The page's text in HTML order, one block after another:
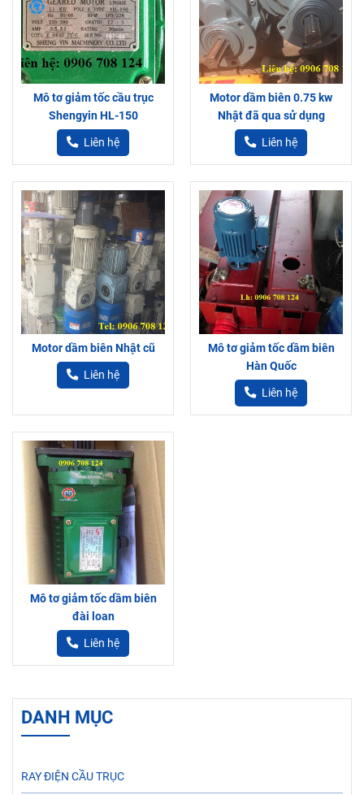
Mô tơ giảm tốc cầu trục
Shengyin HL-150
Liên hệ
Motor dầm biên 0.75 kw
Nhật đã qua sử dụng
Liên hệ
Motor dầm biên Nhật cũ
Liên hệ
Mô tơ giảm tốc dầm biên
Hàn Quốc
Liên hệ
Mô tơ giảm tốc dầm biên
đài loan
Liên hệ
DANH MỤC
RAY ĐIỆN CẦU TRỤC